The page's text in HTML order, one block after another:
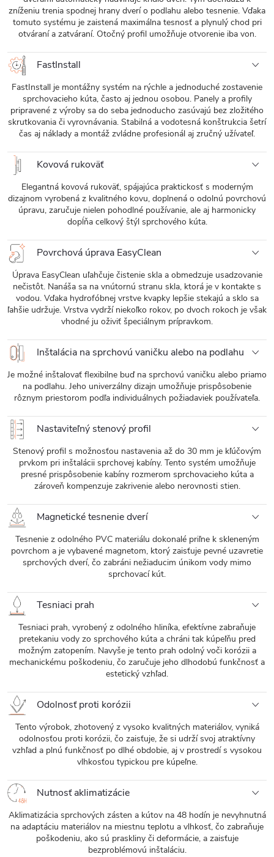
zníženiu trenia spodnej hrany dverí o podlahu alebo tesnenie. Vďaka
tomuto systému je zaistená maximálna tesnosť a plynulý chod pri
otváraní a zatváraní. Otočný profil umožňuje otvorenie iba von.
FastInstall
FastInstall je montážny systém na rýchle a jednoduché zostavenie
sprchovacieho kúta, často aj jednou osobou. Panely a profily
pripravené z výroby sa do seba jednoducho zasúvajú bez zložitého
skrutkovania či vyrovnávania. Stabilná a vodotesná konštrukcia šetrí
čas aj náklady a montáž zvládne profesionál aj zručný užívateľ.
Kovová rukoväť
Elegantná kovová rukoväť, spájajúca praktickosť s moderným
dizajnom vyrobená z kvalitného kovu, doplnená o odolnú povrchovú
úpravu, zaručuje nielen pohodlné používanie, ale aj harmonicky
dopĺňa celkový štýl sprchového kúta.
Povrchová úprava EasyClean
Úprava EasyClean uľahčuje čistenie skla a obmedzuje usadzovanie
nečistôt. Nanáša sa na vnútornú stranu skla, ktorá je v kontakte s
vodou. Vďaka hydrofóbnej vrstve kvapky lepšie stekajú a sklo sa
ľahšie udržuje. Vrstva vydrží niekoľko rokov, po dvoch rokoch je však
vhodné ju oživiť špeciálnym prípravkom.
Inštalácia na sprchovú vaničku alebo na podlahu
Je možné inštalovať flexibilne buď na sprchovú vaničku alebo priamo
na podlahu. Jeho univerzálny dizajn umožňuje prispôsobenie
rôznym priestorom podľa individuálnych požiadaviek používateľa.
Nastaviteľný stenový profil
Stenový profil s možnosťou nastavenia až do 30 mm je kľúčovým
prvkom pri inštalácii sprchovej kabíny. Tento systém umožňuje
presné prispôsobenie kabíny rozmerom sprchovacieho kúta a
zároveň kompenzuje zakrivenie alebo nerovnosti stien.
Magnetické tesnenie dverí
Tesnenie z odolného PVC materiálu dokonalé priľne k skleneným
povrchom a je vybavené magnetom, ktorý zaisťuje pevné uzavretie
sprchových dverí, čo zabráni nežiaducim únikom vody mimo
sprchovací kút.
Tesniaci prah
Tesniaci prah, vyrobený z odolného hliníka, efektívne zabraňuje
pretekaniu vody zo sprchového kúta a chráni tak kúpeľňu pred
možným zatopením. Navyše je tento prah odolný voči korózii a
mechanickému poškodeniu, čo zaručuje jeho dlhodobú funkčnosť a
estetický vzhľad.
Odolnosť proti korózii
Tento výrobok, zhotovený z vysoko kvalitných materiálov, vyniká
odolnosťou proti korózii, čo zaisťuje, že si udrží svoj atraktívny
vzhľad a plnú funkčnosť po dlhé obdobie, aj v prostredí s vysokou
vlhkosťou typickou pre kúpeľne.
Nutnosť aklimatizácie
Aklimatizácia sprchových zásten a kútov na 48 hodín je nevyhnutná
na adaptáciu materiálov na miestnu teplotu a vlhkosť, čo zabraňuje
poškodeniu, ako sú praskliny či deformácie, a zaisťuje
bezproblémovú inštaláciu.